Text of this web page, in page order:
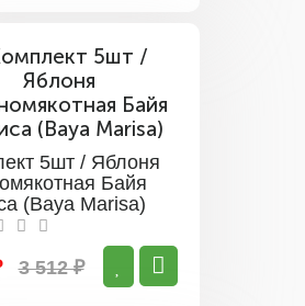
5шт / Яблоня
Байя
(Baya Marisa)
3 512 ₽